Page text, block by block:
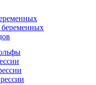
беременных